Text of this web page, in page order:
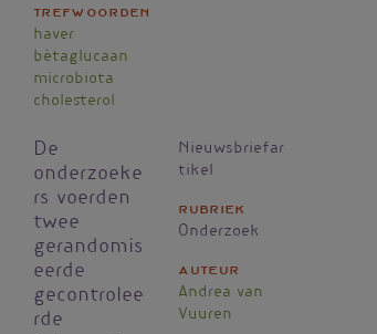
Trefwoorden
haver
bètaglucaan
microbiota
cholesterol
De
onderzoeke
rs voerden
twee
gerandomis
eerde
gecontrolee
rde
Nieuwsbriefar
tikel
Rubriek
Onderzoek
Auteur
Andrea van
Vuuren